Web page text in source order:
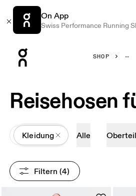
On App
Swiss Performance Running
SHOP
Reisehosen
All
Kleidung Alle
Filtern (4)